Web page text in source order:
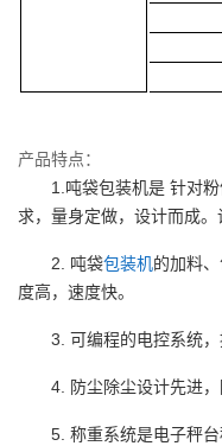
产品特点：
1. 吨袋包装机是 针对
求，量身定做，设计而成。
2. 吨袋包装机的加料
度高，速度快。
3. 可编程的电控系统
4. 防尘除尘设计先进
5. 称重系统是电子秤